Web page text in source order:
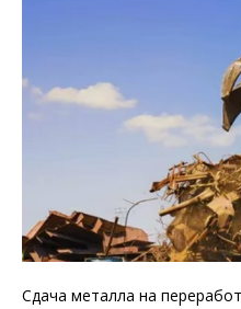
Сдача металла на